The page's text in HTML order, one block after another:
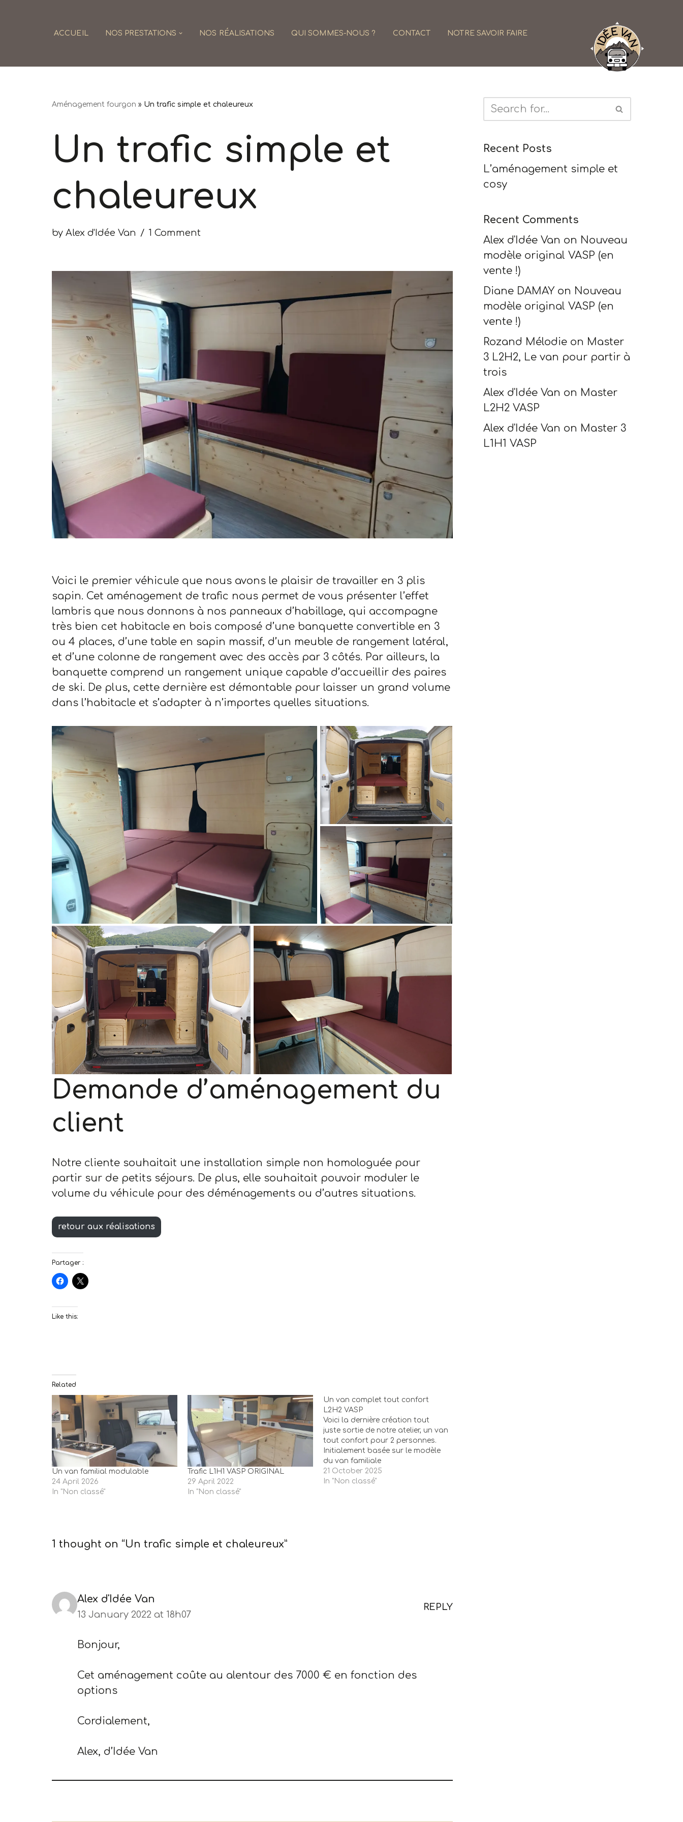
ACCUEIL NOS PRESTATIONS NOS RÉALISATIONS QUI SOMMES-NOUS ? CONTACT NOTRE SAVOIR FAIRE
Aménagement fourgon » Un trafic simple et chaleureux
Un trafic simple et
chaleureux
by Alex d'Idée Van 1 Comment
Voici le premier véhicule que nous avons le plaisir de travailler en 3 plis
sapin. Cet aménagement de trafic nous permet de vous présenter l’effet
lambris que nous donnons à nos panneaux d’habillage, qui accompagne
très bien cet habitacle en bois composé d’une banquette convertible en 3
ou 4 places, d’une table en sapin massif, d’un meuble de rangement latéral,
et d’une colonne de rangement avec des accès par 3 côtés. Par ailleurs, la
banquette comprend un rangement unique capable d’accueillir des paires
de ski. De plus, cette dernière est démontable pour laisser un grand volume
dans l’habitacle et s’adapter à n’importes quelles situations.
Demande d’aménagement du
client
Notre cliente souhaitait une installation simple non homologuée pour
partir sur de petits séjours. De plus, elle souhaitait pouvoir moduler le
volume du véhicule pour des déménagements ou d’autres situations.
retour aux réalisations
Partager :
Like this:
Related
Un van familial modulable
24 April 2026
In "Non classé"
Trafic L1H1 VASP ORIGINAL
29 April 2022
In "Non classé"
Un van complet tout confort
L2H2 VASP
Voici la dernière création tout
juste sortie de notre atelier, un van
tout confort pour 2 personnes.
Initialement basée sur le modèle
du van familiale
https://ideevan.fr/index.php/2024
/02/01/un-van-familiale/?
21 October 2025
In "Non classé"
1 thought on “Un trafic simple et chaleureux”
Alex d'Idée Van
13 January 2022 at 18h07
REPLY
Bonjour,
Cet aménagement coûte au alentour des 7000 € en fonction des
options
Cordialement,
Alex, d’Idée Van
Recent Posts
L’aménagement simple et
cosy
Recent Comments
Alex d'Idée Van on Nouveau
modèle original VASP (en
vente !)
Diane DAMAY on Nouveau
modèle original VASP (en
vente !)
Rozand Mélodie on Master
3 L2H2, Le van pour partir à
trois
Alex d'Idée Van on Master
L2H2 VASP
Alex d'Idée Van on Master 3
L1H1 VASP